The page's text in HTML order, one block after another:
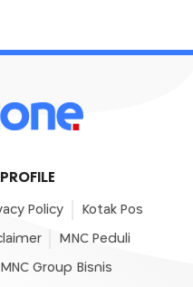
Policy Kotak Pos
MNC Peduli
MNC Group Bisnis